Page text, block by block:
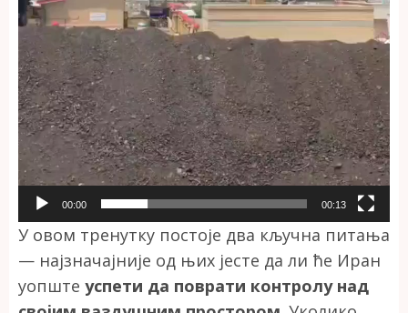
00:00 00:13
У овом тренутку постоје два кључна питања
— најзначајније од њих јесте да ли ће Иран
уопште успети да поврати контролу над